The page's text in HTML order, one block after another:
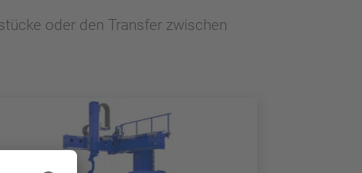
oder den Transfer zwischen